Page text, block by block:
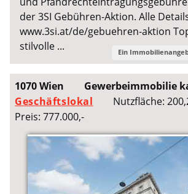
der 3SI Gebühren-Aktion. Alle
www.3si.at/de/gebuehren-aktion
stilvolle ...
Ein
1070 Wien
Gewerbeimmobilie
Geschäftslokal
Nutzfläche:
Preis: 777.000,-